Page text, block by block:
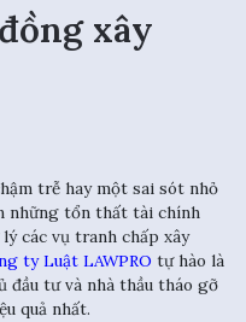
xây
trễ hay một sai sót nhỏ
những tổn thất tài chính
các vụ tranh chấp xây
ty Luật LAWPRO tự hào là
đầu tư và nhà thầu tháo gỡ
quả nhất.